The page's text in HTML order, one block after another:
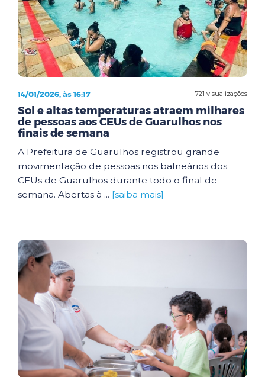
721 visualizações
14/01/2026, às 16:17
Sol e altas temperaturas atraem milhares
de pessoas aos CEUs de Guarulhos nos
finais de semana
A Prefeitura de Guarulhos registrou grande
movimentação de pessoas nos balneários dos
CEUs de Guarulhos durante todo o final de
semana. Abertas à ... [saiba mais]